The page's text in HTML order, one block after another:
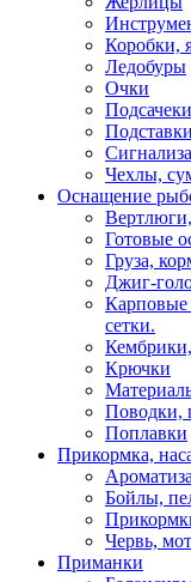
Коробки,
Ледобуры
Очки
Чехлы,
Оснащение
Готовые
Груза,
Джиг-
сетки.
Крючки
Поводки,
Поплавки
Прикормка,
Бойлы,
Червь,
Приманки